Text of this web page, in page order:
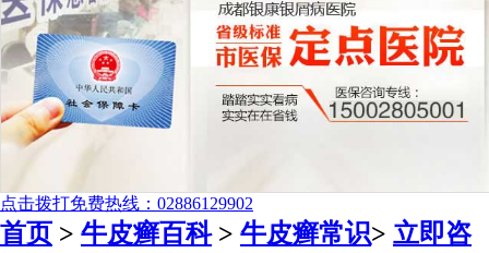
点击拨打免费热线：02886129902
首页 > 牛皮癣百科> 牛皮癣常识> 立即咨